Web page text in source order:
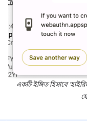
একটি ইঙ্গিত হিসাবে